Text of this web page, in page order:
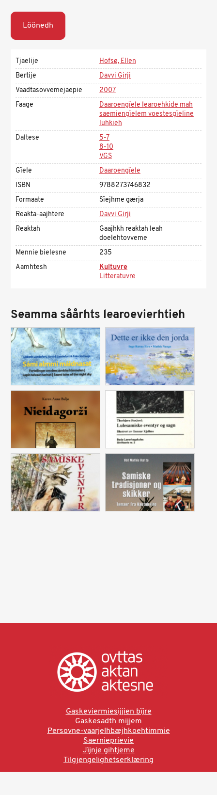
Löönedh
Tjaelije
Hofsø, Ellen
Bertije
Davvi Girji
Vaadtasovvemejaepie
2007
Faage
Daaroengïele learoehkide mah
saemiengïelem voestesgïeline
luhkieh
Daltese
5-7
8-10
VGS
Gïele
Daaroengïele
ISBN
9788273746832
Formaate
Sïejhme gærja
Reakta-aajhtere
Davvi Girji
Reaktah
Gaajhkh reaktah leah
doelehtovveme
Mennie bielesne
235
Aamhtesh
Kultuvre
Litteratuvre
Seamma såårhts learoevierhtieh
Gaskeviermiesijjien bïjre
Gaskesadth mijjem
Persovne-vaarjelhbæjhkoehtimmie
Saernieprievie
Jïjnje gihtjeme
Tilgjengelighetserklæring